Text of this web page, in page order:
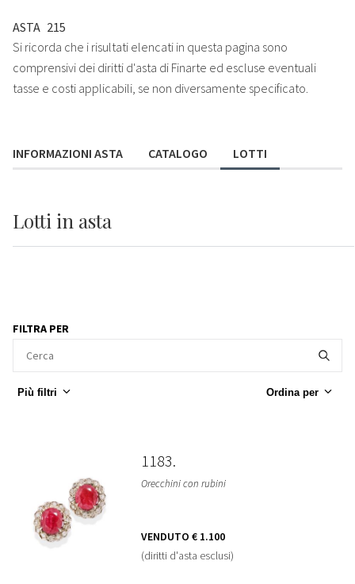
ASTA 215
Si ricorda che i risultati elencati in questa pagina sono
comprensivi dei diritti d'asta di Finarte ed escluse eventuali
tasse e costi applicabili, se non diversamente specificato.
INFORMAZIONI ASTA CATALOGO LOTTI
Lotti in asta
FILTRA PER
Più filtri Ordina per
1183
Orecchini con rubini
VENDUTO € 1.100
(diritti d'asta esclusi)